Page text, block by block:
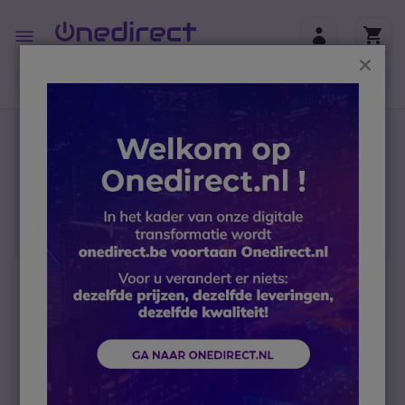
Toggle
Nav
btw)
Conferencing
AV en Professionele Displays
Display accessoires
iiyama Prolite TF4339AS-B1AG